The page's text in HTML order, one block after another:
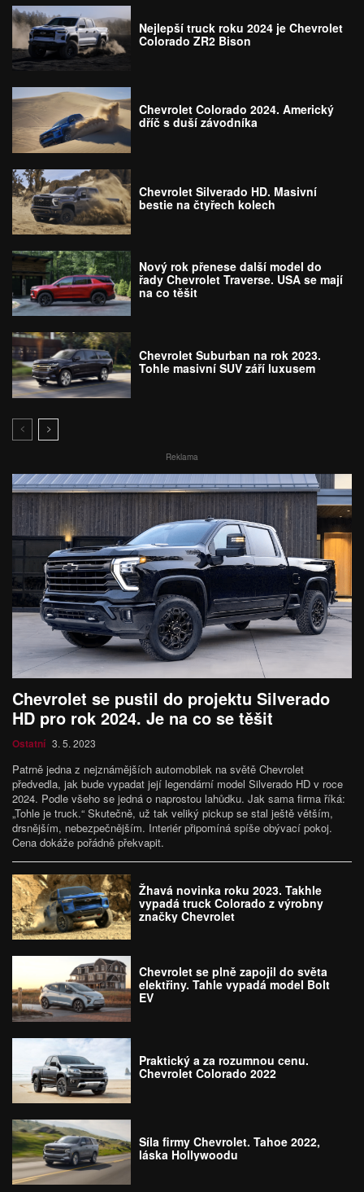
Nejlepší truck roku 2024 je Chevrolet
Colorado ZR2 Bison
Chevrolet Colorado 2024. Americký
dříč s duší závodníka
Chevrolet Silverado HD. Masivní
bestie na čtyřech kolech
Nový rok přenese další model do
řady Chevrolet Traverse. USA se mají
na co těšit
Chevrolet Suburban na rok 2023.
Tohle masivní SUV září luxusem
Reklama
Chevrolet se pustil do projektu Silverado
HD pro rok 2024. Je na co se těšit
Ostatní 3. 5. 2023
Patrně jedna z nejznámějších automobilek na světě Chevrolet
předvedla, jak bude vypadat její legendární model Silverado HD v roce
2024. Podle všeho se jedná o naprostou lahůdku. Jak sama firma říká:
„Tohle je truck.“ Skutečně, už tak veliký pickup se stal ještě větším,
drsnějším, nebezpečnějším. Interiér připomíná spíše obývací pokoj.
Cena dokáže pořádně překvapit.
Žhavá novinka roku 2023. Takhle
vypadá truck Colorado z výrobny
značky Chevrolet
Chevrolet se plně zapojil do světa
elektřiny. Tahle vypadá model Bolt
EV
Praktický a za rozumnou cenu.
Chevrolet Colorado 2022
Síla firmy Chevrolet. Tahoe 2022,
láska Hollywoodu